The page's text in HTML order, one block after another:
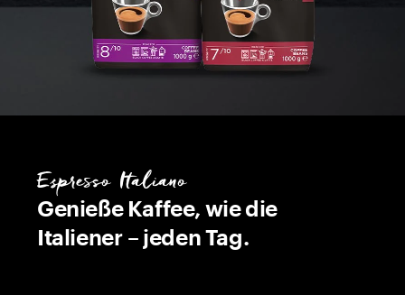
Espresso Italiano
Genieße Kaffee, wie die
Italiener – jeden Tag.